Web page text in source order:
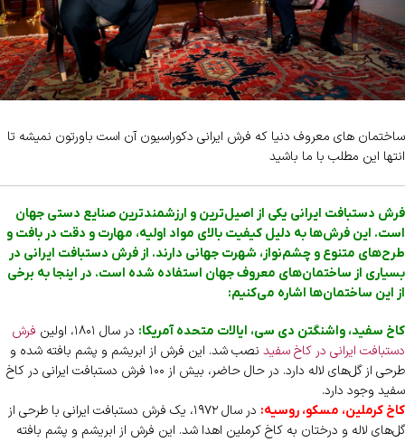
ساختمان های معروف دنیا که فرش ایرانی دکوراسیون آن است باورتون نمیشه تا
انتها این مطلب با ما باشید
فرش دستبافت ایرانی یکی از اصیل‌ترین و ارزشمندترین صنایع دستی جهان
است. این فرش‌ها به دلیل کیفیت بالای مواد اولیه، مهارت و دقت در بافت و
طرح‌های متنوع و چشم‌نواز، شهرت جهانی دارند. از فرش دستبافت ایرانی در
بسیاری از ساختمان‌های معروف جهان استفاده شده است. در اینجا به برخی
از این ساختمان‌ها اشاره می‌کنیم:
کاخ سفید، واشنگتن دی سی، ایالات متحده آمریکا: در سال ۱۸۰۱، اولین
فرش
دستبافت ایرانی در کاخ سفید نصب شد. این فرش از ابریشم و پشم بافته شده و
طرحی از گل‌های لاله دارد. در حال حاضر، بیش از ۱۰۰ فرش دستبافت ایرانی در کاخ
سفید وجود دارد.
کاخ کرملین، مسکو، روسیه:
در سال ۱۹۷۲، یک فرش دستبافت ایرانی با طرحی از
گل‌های لاله و درختان به کاخ کرملین اهدا شد. این فرش از ابریشم و پشم بافته